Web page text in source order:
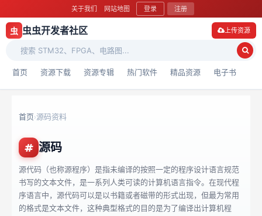
关于我们 网站地图 登录 注册
虫 虫虫开发者社区
首页 资源下载 资源专辑 热门软件 精品资源 电子书
上传资源
首页›源码资料
源码
源代码（也称源程序）是指未编译的按照一定的程序设计语言规范
书写的文本文件，是一系列人类可读的计算机语言指令。在现代程
序语言中，源代码可以是以书籍或者磁带的形式出现，但最为常用
的格式是文本文件，这种典型格式的目的是为了编译出计算机程